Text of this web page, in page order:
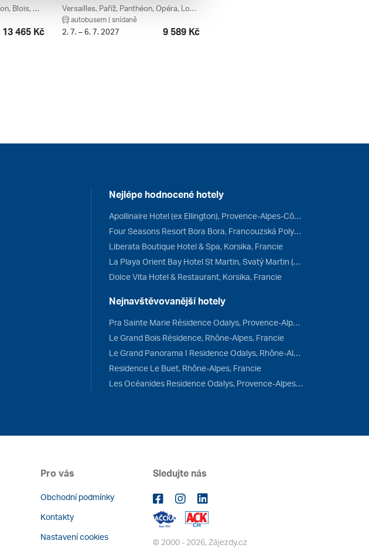
Poitiers, Paříž, Louvre, Chinon, Blois, Angers, Amboise, Údolí Loiry, Poitou-charentes, Pays De La Loire, Paříž A Okolí, Nová Akvitánie, Chatel, Centre-val De Loire, Francie
13 465 Kč
Versailles, Paříž, Panthéon, Opéra, Louvre, Paříž A Okolí, Francie
autobusem | snídaně
2. 7. – 6. 7. 2027 9 589 Kč
Nejlépe hodnocené hotely
Apollinaire Hotel (ex Ellington), Provence-Alpes-Côte d'Azur, Francie
Four Seasons Resort Bora Bora, Francouzská Polynésie, Francie
Liberata Boutique Hotel & Spa, Korsika, Francie
La Playa Orient Bay Hotel St Martin, Svatý Martin (FR), Francie
Dolce Vita Hotel & Restaurant, Korsika, Francie
Nejnavštěvovanější hotely
Pra Sainte Marie Résidence Odalys, Provence-Alpes-Côte d'Azur, Francie
Le Grand Bois Résidence, Rhône-Alpes, Francie
Le Grand Panorama I Residence Odalys, Rhône-Alpes, Francie
Residence Le Buet, Rhône-Alpes, Francie
Les Océanides Residence Odalys, Provence-Alpes-Côte d'Azur, Francie
Pro vás
Obchodní podmínky
Kontakty
Nastavení cookies
Sledujte nás
© 2000 - 2026, Zájezdy.cz